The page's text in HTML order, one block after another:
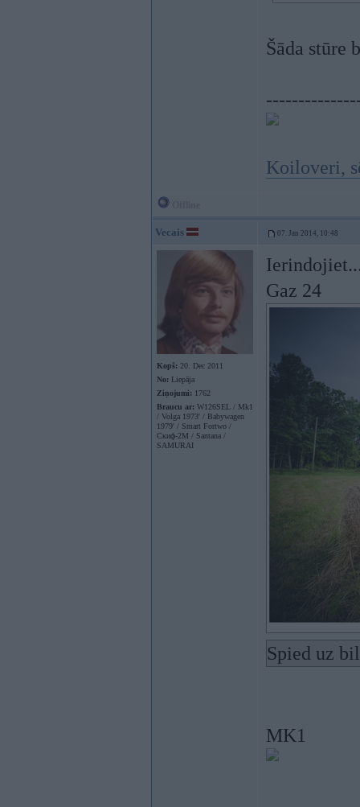
Šāda stūre
Koiloveri,
Vecais 07. Jan 2014, 10:48
Kopš: 20. Dec 2011
No: Liepāja
Ziņojumi: 1762
Braucu ar: W126SEL / Mk1
/ Volga 1973' / Babywagen
1979' / Smart Fortwo /
Скиф-2М / Santana /
SAMURAI
Gaz 24
Spied uz
MK1